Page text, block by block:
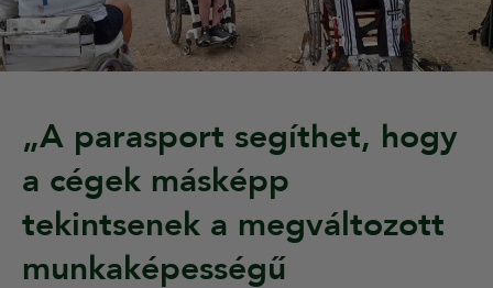
„A parasport segíthet, hogy
a cégek másképp
tekintsenek a megváltozott
munkaképességű